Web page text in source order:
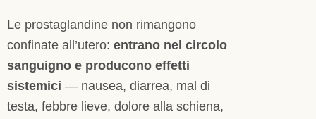
Le prostaglandine non rimangono
confinate all’utero: entrano nel circolo
sanguigno e producono effetti
sistemici — nausea, diarrea, mal di
testa, febbre lieve, dolore alla schiena,